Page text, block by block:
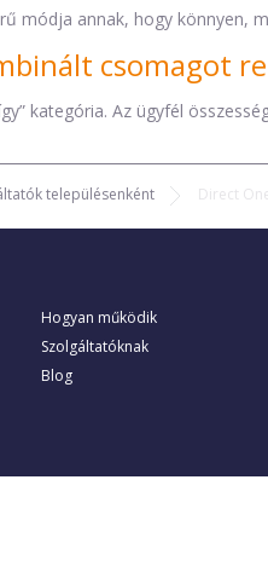
módja annak, hogy könnyen,
csomagot
kategória. Az ügyfél
településenként Direct
Hogyan működik
Szolgáltatóknak
Blog